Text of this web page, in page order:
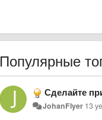
Популярные
Сделайте
JohanFlyer 13